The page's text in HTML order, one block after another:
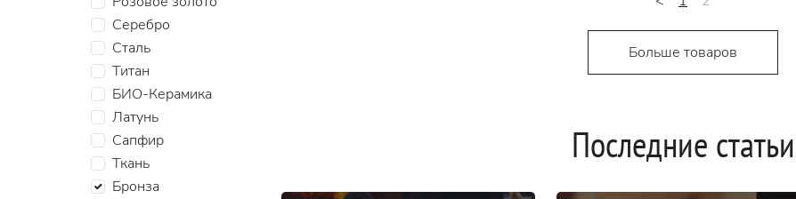
Серебро
Сталь
Титан
БИО-Керамика
Латунь
Сапфир
Ткань
Бронза
Больше товаров
Последние статьи